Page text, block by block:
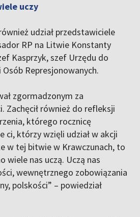
uczy
udział przedstawiciele
RP na Litwie Konstanty
Kasprzyk, szef Urzędu do
Represjonowanych.
zgormadzonym za
Zachęcił również do refleksji
którego rocznicę
ci, którzy wzięli udział w akcji
w tej bitwie w Krawczunach, to
wiele nas uczą. Uczą nas
wewnętrznego zobowiązania
polskości” – powiedział